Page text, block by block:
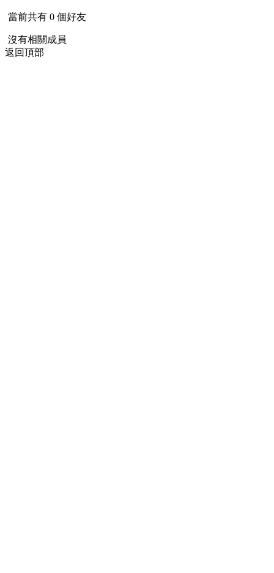
當前共有 0 個好友
沒有相關成員
返回頂部